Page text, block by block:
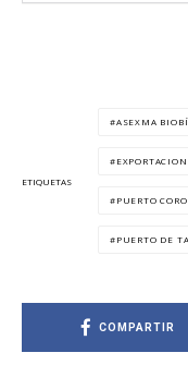
ETIQUETAS
ASEXMA
PUERTO
PUERTO DE
COMPARTIR